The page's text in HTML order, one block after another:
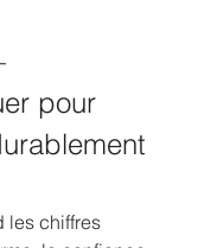
pour
les chiffres